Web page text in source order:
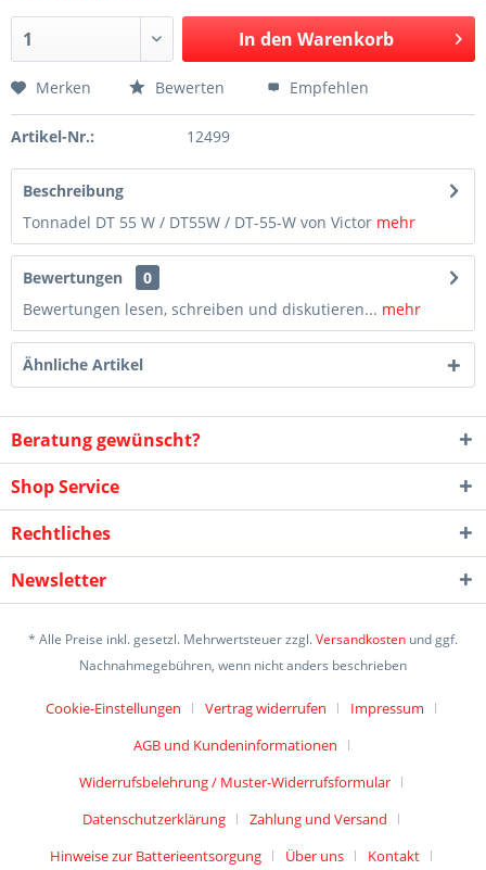
In den Warenkorb
Merken Bewerten Empfehlen
Artikel-Nr.: 12499
Beschreibung
Tonnadel DT 55 W / DT55W / DT-55-W von Victor mehr
Bewertungen
0
Bewertungen lesen, schreiben und diskutieren... mehr
Ähnliche Artikel
Beratung gewünscht?
Shop Service
Rechtliches
Newsletter
* Alle Preise inkl. gesetzl. Mehrwertsteuer zzgl.Versandkosten und ggf.
Nachnahmegebühren, wenn nicht anders beschrieben
Cookie-Einstellungen Vertrag widerrufen
Impressum
AGB und Kundeninformationen
Widerrufsbelehrung / Muster-Widerrufsformular
Datenschutzerklärung
Zahlung und Versand
Hinweise zur Batterieentsorgung
Über uns Kontakt